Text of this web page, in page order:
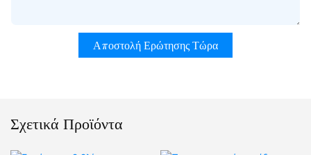
Αποστολή Ερώτησης Τώρα
Σχετικά Προϊόντα